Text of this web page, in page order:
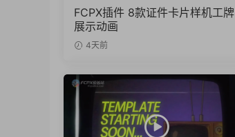
FCPX插件 8款证件卡片样机工牌
展示动画
4天前